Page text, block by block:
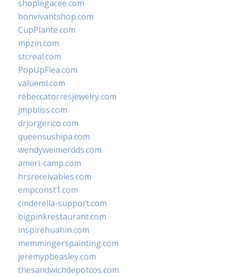
shoplegacee.com
bonvivantshop.com
CupPlante.com
mpzin.com
stcreal.com
PopUpFlea.com
valueml.com
rebeccatorresjewelry.com
jmpbliss.com
drjorgerico.com
queensushipa.com
wendyweimerdds.com
ameri-camp.com
hrsreceivables.com
empconst1.com
cinderella-support.com
bigpinkrestaurant.com
inspirehuahin.com
memmingerspainting.com
jeremypbeasley.com
thesandwichdepotcos.com